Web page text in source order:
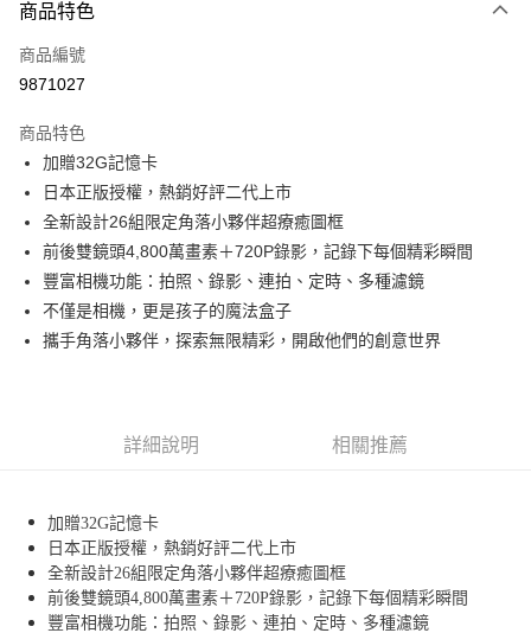
信用卡一次付款
LINE Pay
悠遊付
Google Pay
全盈+PAY
ATM付款
運送方式
商品特色
商品編號
9871027
商品特色
加贈32G記憶卡
日本正版授權，熱銷好評二代上市
全新設計26組限定角落小夥伴超療癒圖框
前後雙鏡頭4,800萬畫素＋720P錄影，記錄下每個精彩瞬間
豐富相機功能：拍照、錄影、連拍、定時、多種濾鏡
不僅是相機，更是孩子的魔法盒子
攜手角落小夥伴，探索無限精彩，開啟他們的創意世界
詳細說明 相關推薦
加贈32G記憶卡
日本正版授權，熱銷好評二代上市
全新設計26組限定角落小夥伴超療癒圖框
前後雙鏡頭4,800萬畫素＋720P錄影，記錄下每個精彩瞬間
豐富相機功能：拍照、錄影、連拍、定時、多種濾鏡